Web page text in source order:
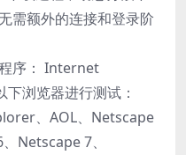
需额外的连接和登录阶
序： Internet
浏览器进行测试：
、AOL、Netscape
Netscape 7、